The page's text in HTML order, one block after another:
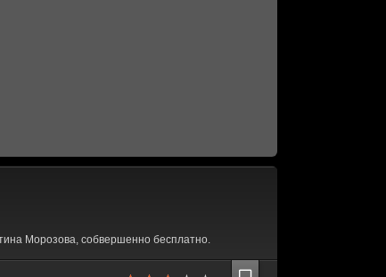
Морозова, собвершенно бесплатно.